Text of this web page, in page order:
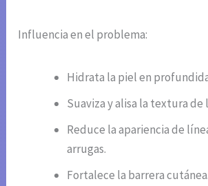
Influencia en el problema:
Hidrata la piel en
Suaviza y alisa la textura de
Reduce la apariencia de
arrugas.
Fortalece la barrera cutánea.